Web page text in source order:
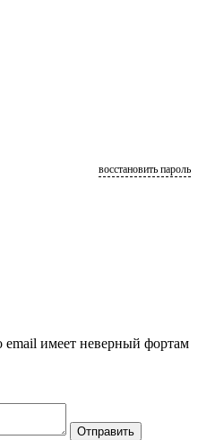
восстановить пароль
имеет неверный фортам
Отправить